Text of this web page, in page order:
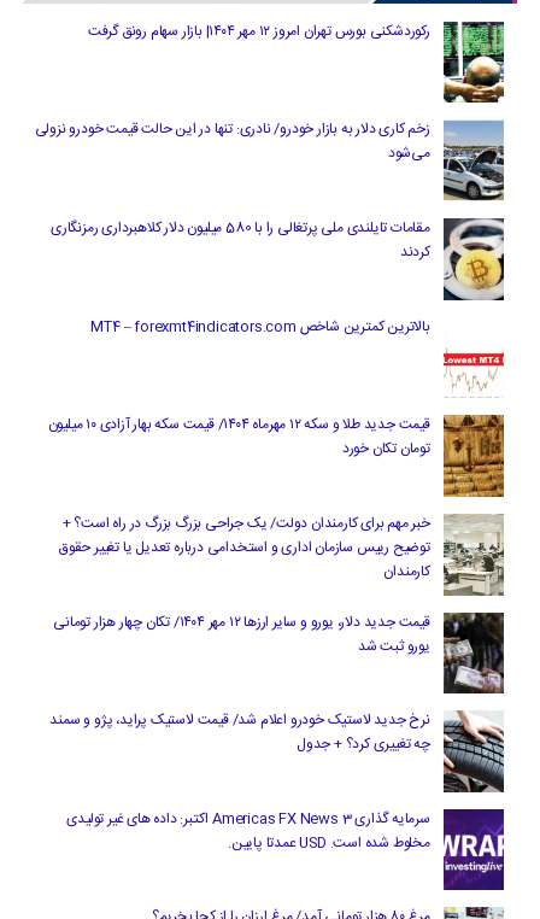
رکوردشکنی بورس تهران امروز ۱۲ مهر ۱۴۰۴| بازار سهام رونق گرفت
زخم کاری دلار به بازار خودرو/ نادری: تنها در این حالت قیمت خودرو نزولی
می‌شود
مقامات تایلندی ملی پرتغالی را با 580 میلیون دلار کلاهبرداری رمزنگاری
کردند
بالاترین کمترین شاخص MT4 – forexmt4indicators.com
قیمت جدید طلا و سکه ۱۲ مهرماه ۱۴۰۴/ قیمت سکه بهار آزادی ۱۰ میلیون
تومان تکان خورد
خبر مهم برای کارمندان دولت/ یک جراحی بزرگ بزرگ در راه است؟ +
توضیح رییس سازمان اداری و استخدامی درباره تعدیل یا تغییر حقوق
کارمندان
قیمت جدید دلار، یورو و سایر ارزها ۱۲ مهر ۱۴۰۴/ تکان چهار هزار تومانی
یورو ثبت شد
نرخ جدید لاستیک خودرو اعلام شد/ قیمت لاستیک پراید، پژو و سمند
چه تغییری کرد؟ + جدول
سرمایه گذاری Americas FX News 3 اکتبر: داده های غیر تولیدی
مخلوط شده است. USD عمدتا پایین.